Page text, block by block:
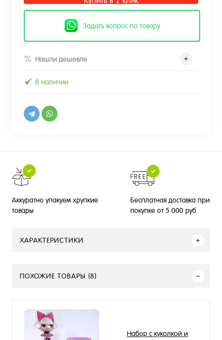
Задать вопрос по товару
Нашли дешевле
В наличии
Аккуратно упакуем хрупкие
товары
Бесплатная доставка при
покупке от 5 000 руб
ХАРАКТЕРИСТИКИ
ПОХОЖИЕ ТОВАРЫ (8)
Набор с куколкой и